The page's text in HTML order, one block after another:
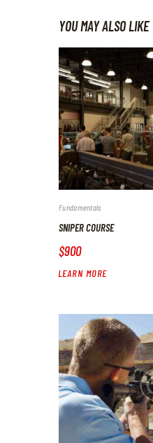
YOU MAY ALSO LIKE
Fundamentals
SNIPER COURSE
$900
LEARN MORE